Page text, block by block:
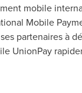
mobile
Mobile
partenaires à
UnionPay